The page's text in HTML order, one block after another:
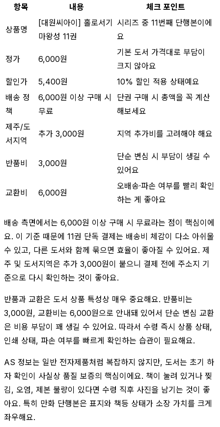
항목 내용 체크 포인트
상품명
[대원씨아이] 홀로서기
마왕성 11권
시리즈 중 11번째 단행본이에
요
정가 6,000원
기본 도서 가격대로 부담이
크지 않아요
할인가
5,400원
10% 할인 적용 상태예요
배송 정
책
6,000원 이상 구매 시
무료
단권 구매 시 총액을 꼭 계산
해보세요
제주/도
서지역
추가 3,000원 지역 추가비를 고려해야 해요
반품비 3,000원
단순 변심 시 부담이 생길 수
있어요
교환비 6,000원
오배송·파손 여부를 빨리 확인
하는 게 좋아요
배송 측면에서는 6,000원 이상 구매 시 무료라는 점이 핵심이에
요. 이 기준 때문에 11권 단독 결제는 배송비 체감이 다소 아쉬울
수 있고, 다른 도서와 함께 묶으면 효율이 좋아질 수 있어요. 제
주 및 도서지역은 추가 3,000원이 붙으니 결제 전에 주소지 기
준으로 다시 확인하는 것이 좋아요.
반품과 교환은 도서 상품 특성상 매우 중요해요. 반품비는
3,000원, 교환비는 6,000원으로 안내돼 있어서 단순 변심 교환
은 비용 부담이 꽤 생길 수 있어요. 따라서 수령 즉시 상품 상태,
인쇄 상태, 파손 여부를 빠르게 확인하는 습관이 필요해요.
AS 정보는 일반 전자제품처럼 복잡하지 않지만, 도서는 초기 하
자 확인이 사실상 품질 보증의 핵심이에요. 책이 눌려 있거나 찢
김, 오염, 제본 불량이 있다면 수령 직후 사진을 남기는 것이 좋
아요. 특히 만화 단행본은 표지와 책등 상태가 소장 가치를 크게
좌우해요.